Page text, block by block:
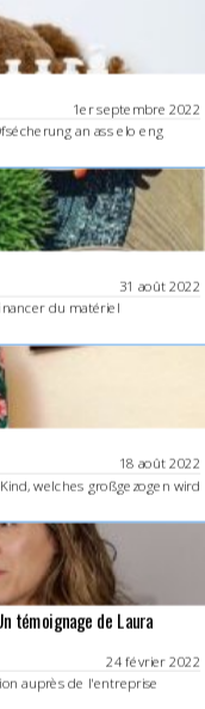
1er septembre 2022
an ass elo eng
31 août 2022
du matériel
18 août 2022
welches großgezogen wird
témoignage de Laura
24 février 2022
auprès de l'entreprise